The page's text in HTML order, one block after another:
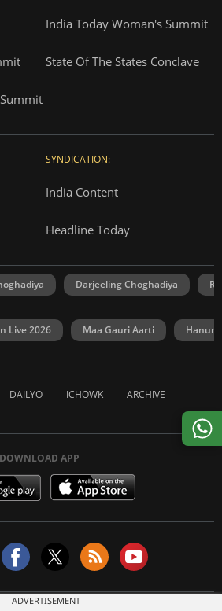
India Today Woman's Summit
State Of The States Conclave
SYNDICATION:
India Content
Headline Today
Darjeeling Choghadiya
Live 2026 Maa Gauri Aarti
DAILYO ICHOWK ARCHIVE
DOWNLOAD APP
ADVERTISEMENT